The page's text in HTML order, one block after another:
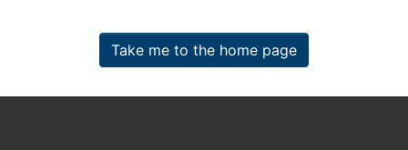
Take me to the home page